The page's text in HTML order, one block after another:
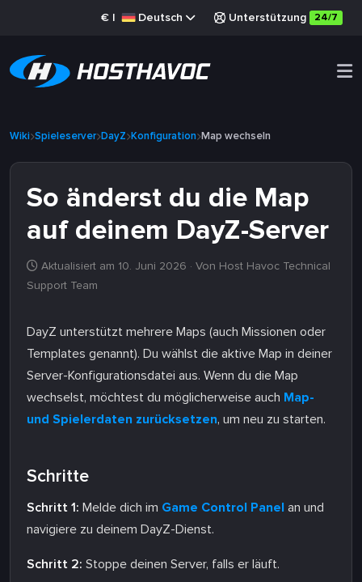
€ | Deutsch Unterstützung 24/7
Wiki Spieleserver DayZ Konfiguration Map wechseln
So änderst du die Map
auf deinem DayZ-Server
Aktualisiert am 10. Juni 2026 · Von Host Havoc Technical
Support Team
DayZ unterstützt mehrere Maps (auch Missionen oder
Templates genannt). Du wählst die aktive Map in deiner
Server-Konfigurationsdatei aus. Wenn du die Map
wechselst, möchtest du möglicherweise auch Map-
und Spielerdaten zurücksetzen, um neu zu starten.
Schritte
Schritt 1: Melde dich im Game Control Panel an und
navigiere zu deinem DayZ-Dienst.
Schritt 2: Stoppe deinen Server, falls er läuft.